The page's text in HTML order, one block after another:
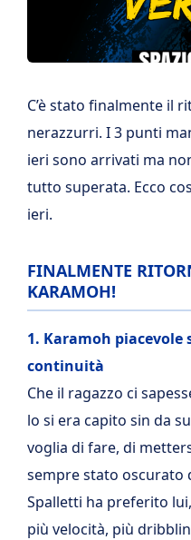
C’è stato finalmente il
nerazzurri. I 3 punti
ieri sono arrivati ma
tutto superata. Ecco
ieri.
FINALMENTE
KARAMOH!
1. Karamoh piacevole
continuità
Che il ragazzo ci
lo si era capito sin da
voglia di fare, di
sempre stato oscurato
Spalletti ha preferito
più velocità, più